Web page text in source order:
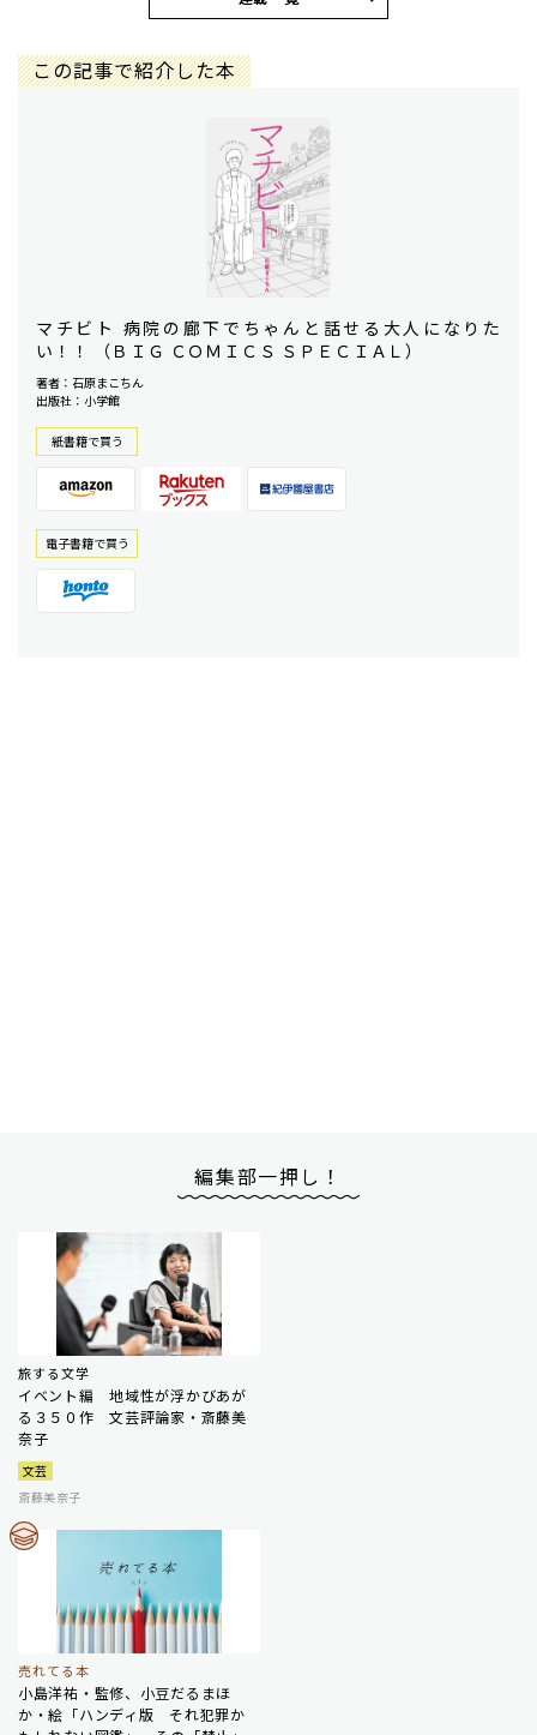
この記事で紹介した本
マチビト 病院の廊下でちゃんと話せる大人になりた
い！！ （ＢＩＧ ＣＯＭＩＣＳ ＳＰＥＣＩＡＬ）
著者：石原まこちん
出版社：小学館
紙書籍で買う
電⼦書籍で買う
編集部一押し！
旅する文学
イベント編 地域性が浮かびあが
る３５０作 文芸評論家・斎藤美
奈子
文芸
斎藤美奈子
売れてる本
小島洋祐・監修、小豆だるまほ
か・絵「ハンディ版 それ犯罪か